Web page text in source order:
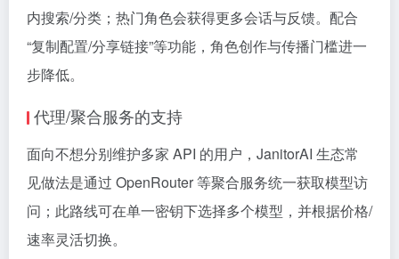
内搜索/分类；热门角色会获得更多会话与反馈。配合
“复制配置/分享链接”等功能，角色创作与传播门槛进一
步降低。
代理/聚合服务的支持
面向不想分别维护多家 API 的用户，JanitorAI 生态常
见做法是通过 OpenRouter 等聚合服务统一获取模型访
问；此路线可在单一密钥下选择多个模型，并根据价格/
速率灵活切换。